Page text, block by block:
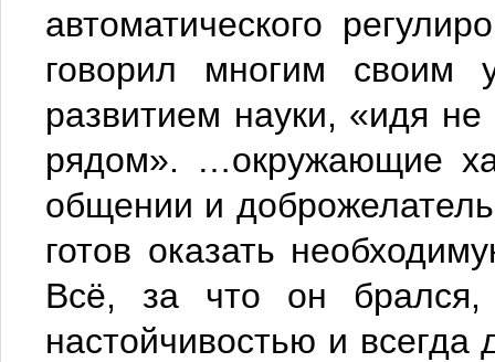
автоматического
говорил многим своим
развитием науки, «идя
рядом». …окружающие
общении и
готов оказать
Всё, за что он брался,
настойчивостью и всегда